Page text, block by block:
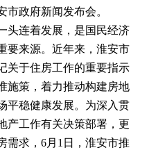
政府新闻发布会。
连着发展，是国民经济
要来源。近年来，淮安市
关于住房工作的重要指示
施策，着力推动构建房地
平稳健康发展。为深入贯
产工作有关决策部署，更
需求，6月1日，淮安市推